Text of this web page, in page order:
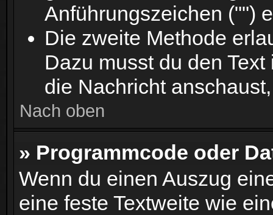
Anführungszeichen ("")
Die zweite Methode
Dazu musst du den
die Nachricht
Nach oben
» Programmcode oder
Wenn du einen Auszug
eine feste Textweite wie